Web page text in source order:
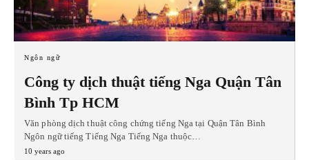
Ngôn ngữ
Công ty dịch thuật tiếng Nga Quận Tân
Bình Tp HCM
Văn phòng dịch thuật công chứng tiếng Nga tại Quận Tân Bình
Ngôn ngữ tiếng Tiếng Nga Tiếng Nga thuộc…
10 years ago